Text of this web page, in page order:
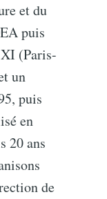
et du
puis
(Paris-
un
puis
en
20 ans
de